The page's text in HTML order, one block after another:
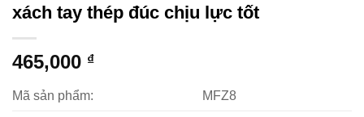
xách tay thép đúc chịu lực tốt
465,000 ₫
Mã sản phẩm: MFZ8